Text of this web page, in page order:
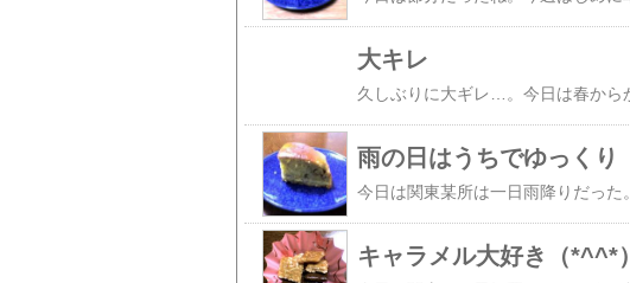
大キレ
雨の日はうちでゆっくり
キャラメル大好き（*^^*）